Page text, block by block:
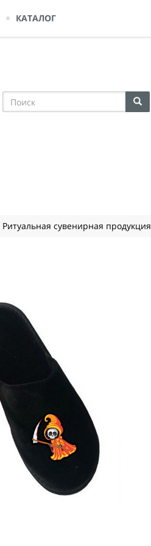
КАТАЛОГ
Ритуальная сувенирная продукция